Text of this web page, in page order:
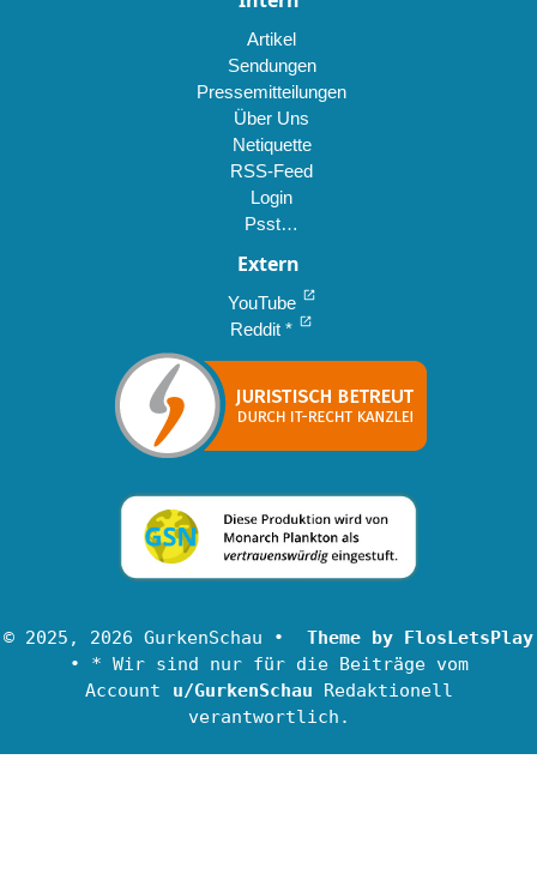
Artikel
Sendungen
Pressemitteilungen
Über Uns
Netiquette
RSS-Feed
Login
Psst…
Extern
YouTube open_in_new
Reddit * open_in_new
© 2025, 2026 GurkenSchau •
Theme by FlosLetsPlay
• * Wir sind nur für die Beiträge vom
Account
u/GurkenSchau Redaktionell
verantwortlich.